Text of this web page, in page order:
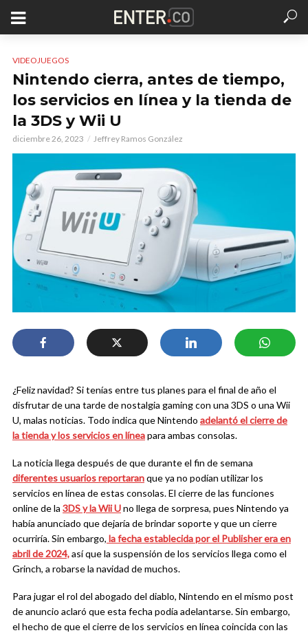
VIDEOJUEGOS
Nintendo cierra, antes de tiempo,
los servicios en línea y la tienda de
la 3DS y Wii U
diciembre 26, 2023 Jeffrey Ramos González
¿Feliz navidad? Si tenías entre tus planes para el final de año el
disfrutar de una tarde de nostalgia gaming con una 3DS o una Wii
U, malas noticias. Todo indica que Nintendo adelantó el cierre de
la tienda y los servicios en líneapara ambas consolas.
La noticia llega después de que durante el fin de semana
diferentes usuarios reportaranque ya no podían utilizar los
servicios en línea de estas consolas. El cierre de las funciones
online de la 3DS y la Wii Uno llega de sorpresa, pues Nintendo ya
había anunciado que dejaría de brindar soporte y que un cierre
ocurriría. Sin embargo, la fecha establecida por el Publisher era en
abril de 2024,así que la suspensión de los servicios llega como el
Grinch, a robarse la navidad de muchos.
Para jugar el rol del abogado del diablo, Nintendo en el mismo post
de anuncio aclaró que esta fecha podía adelantarse. Sin embargo,
el hecho de que el cierre de los servicios en línea coincida con las